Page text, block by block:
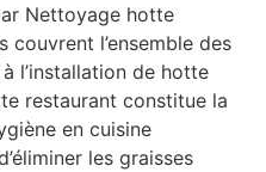
Nettoyage hotte
couvrent l’ensemble des
l’installation de hotte
restaurant constitue la
en cuisine
les graisses